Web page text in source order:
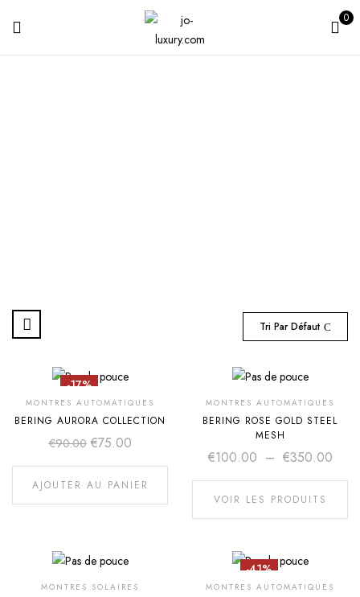
0
Tri Par Défaut
-17%
MONTRES AUTOMATIQUES
BERING AURORA COLLECTION
€90.00 €75.00
AJOUTER AU PANIER
MONTRES AUTOMATIQUES
BERING ROSE GOLD STEEL
MESH
€100.00 – €350.00
VOIR LES PRODUITS
MONTRES SOLAIRES
-41%
MONTRES AUTOMATIQUES